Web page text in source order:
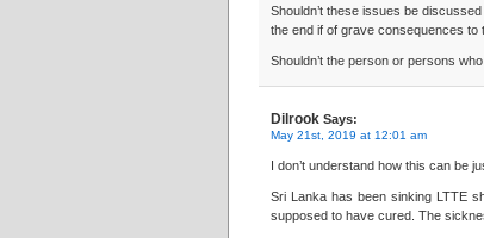
Shouldn’t these issues be
the end if of grave consequences to
Shouldn’t the person or persons
Dilrook Says:
May 21st, 2019 at 12:01 am
I don’t understand how this can be
Sri Lanka has been sinking LTTE
supposed to have cured. The